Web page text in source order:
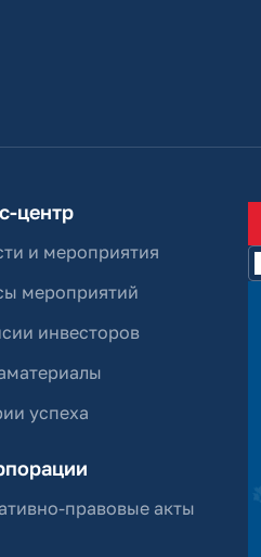
центр
и мероприятия
мероприятий
инвесторов
успеха
правовые акты